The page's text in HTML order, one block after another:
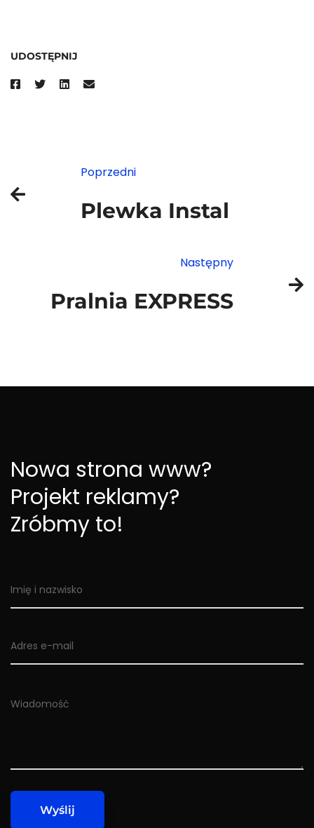
UDOSTĘPNIJ
Poprzedni
Plewka Instal
Następny
Pralnia EXPRESS
Nowa strona www?
Projekt reklamy?
Zróbmy to!